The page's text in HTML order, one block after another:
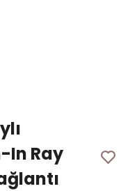
In Ray